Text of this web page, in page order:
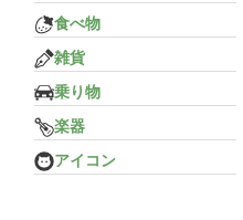
食べ物
雑貨
乗り物
楽器
アイコン